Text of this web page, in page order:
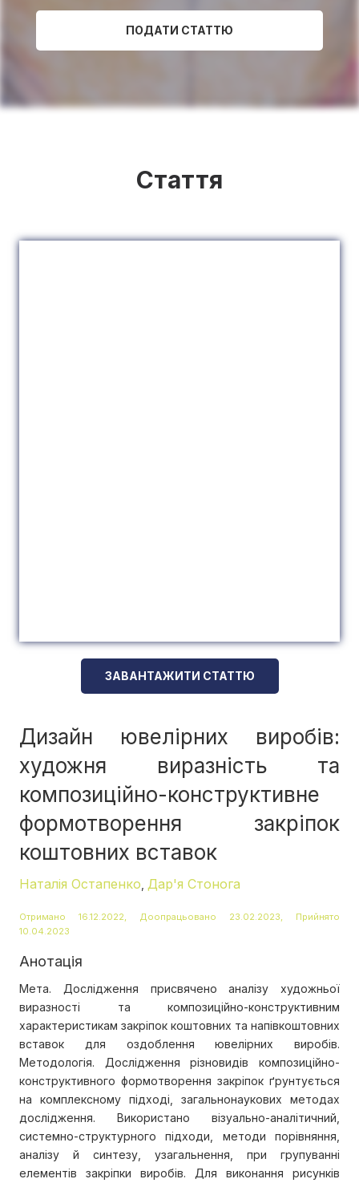
ПОДАТИ СТАТТЮ
Стаття
ЗАВАНТАЖИТИ СТАТТЮ
Дизайн ювелірних виробів:
художня виразність та
композиційно-конструктивне
формотворення закріпок
коштовних вставок
Наталія Остапенко Дар'я Стонога
Отримано 16.12.2022, Доопрацьовано 23.02.2023, Прийнято
10.04.2023
Анотація
Мета. Дослідження присвячено аналізу художньої
виразності та композиційно-конструктивним
характеристикам закріпок коштовних та напівкоштовних
вставок для оздоблення ювелірних виробів.
Методологія. Дослідження різновидів композиційно-
конструктивного формотворення закріпок ґрунтується
на комплексному підході, загальнонаукових методах
дослідження. Використано візуально-аналітичний,
системно-структурного підходи, методи порівняння,
аналізу й синтезу, узагальнення, при групуванні
елементів закріпки виробів. Для виконання рисунків